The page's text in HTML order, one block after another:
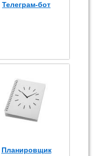
Телеграм-бот
Планировщик